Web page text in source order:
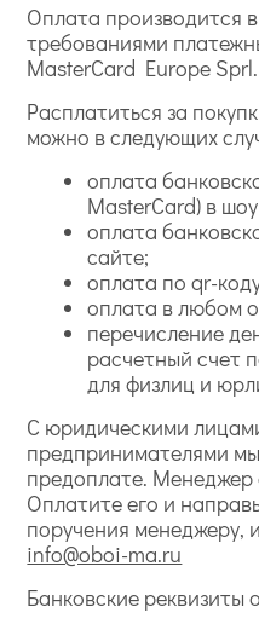
Оплата производится
требованиями
MasterCard Europe Sprl.
Расплатиться за
можно в следующих
оплата
MasterCard) в
оплата
сайте;
оплата по qr-
оплата в любом
перечисление
расчетный счет
для физлиц и
С юридическими
предпринимателями
предоплате. Менеджер
Оплатите его и
поручения менеджеру,
info@oboi-ma.ru
Банковские реквизиты